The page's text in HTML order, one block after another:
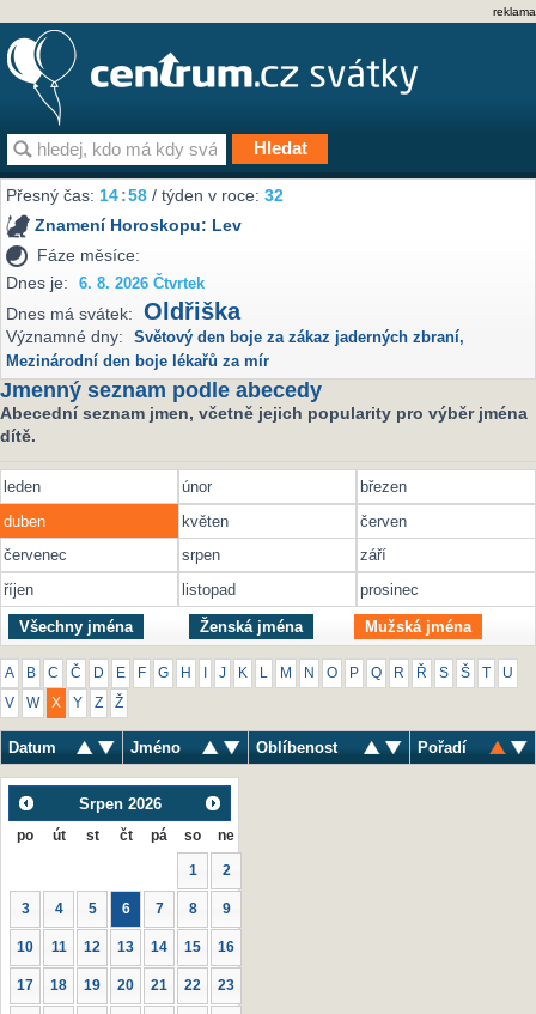
reklama
Přesný čas:14:58 / týden v roce:32
Znamení Horoskopu: Lev
Fáze měsíce:
Dnes je:
6. 8. 2026 Čtvrtek
Dnes má svátek: Oldřiška
Významné dny: Světový den boje za zákaz jaderných zbraní,
Mezinárodní den boje lékařů za mír
Jmenný seznam podle abecedy
Abecední seznam jmen, včetně jejich popularity pro výběr jména
dítě.
leden únor
březen
duben
květen
červen
červenec
srpen
září
říjen
listopad prosinec
Všechny jména Ženská jména Mužská jména
A B C Č D E F G H J K M N O P Q R Ř S Š U
V W X Y Z Ž
Datum Jméno Oblíbenost Pořadí
Srpen 2026
po út st čt pá so ne
1 2
3 4 5 6 7 8 9
10 11 12 13 14 15 16
17 18 19 20 21 22 23